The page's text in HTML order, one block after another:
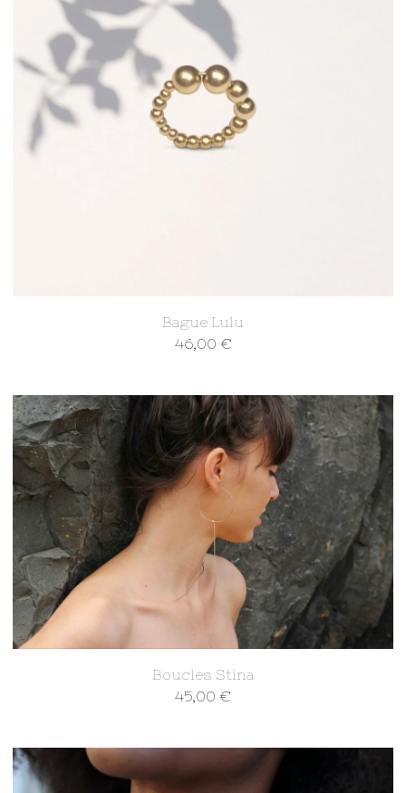
Bague Lulu
46,00 €
Boucles Stina
45,00 €